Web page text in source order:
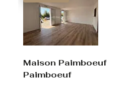
Maison Paimboeuf
Paimboeuf